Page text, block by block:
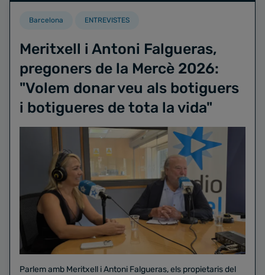
Barcelona ENTREVISTES
Meritxell i Antoni Falgueras,
pregoners de la Mercè 2026:
"Volem donar veu als botiguers
i botigueres de tota la vida"
Parlem amb Meritxell i Antoni Falgueras, els propietaris del